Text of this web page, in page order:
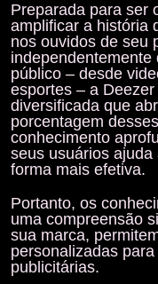
Preparada para ser
amplificar a história
nos ouvidos de seu
público – desde
esportes – a
diversificada que
porcentagem
conhecimento
seus usuários
forma mais efetiva.
Portanto, os
uma compreensão
sua marca,
personalizadas
publicitárias.